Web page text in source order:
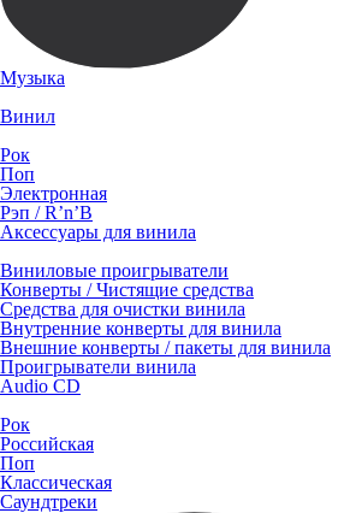
Музыка
Винил
Рок
Поп
Электронная
Рэп / R’n’B
Аксессуары для винила
Виниловые проигрыватели
Конверты / Чистящие средства
Средства для очистки винила
Внутренние конверты для винила
Внешние конверты / пакеты для винила
Проигрыватели винила
Audio CD
Рок
Российская
Поп
Классическая
Саундтреки